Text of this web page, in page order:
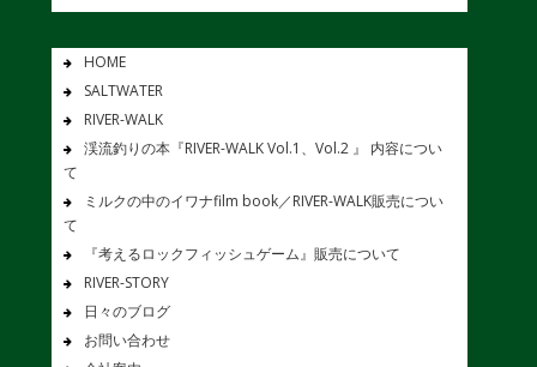
HOME
SALTWATER
RIVER-WALK
渓流釣りの本『RIVER-WALK Vol.1、Vol.2 』 内容につい
て
ミルクの中のイワナfilm book／RIVER-WALK販売につい
て
『考えるロックフィッシュゲーム』販売について
RIVER-STORY
日々のブログ
お問い合わせ